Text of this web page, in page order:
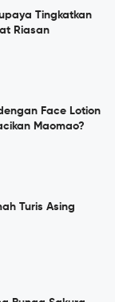
Tingkatkan
Riasan
Face Lotion
Maomao?
Turis Asing